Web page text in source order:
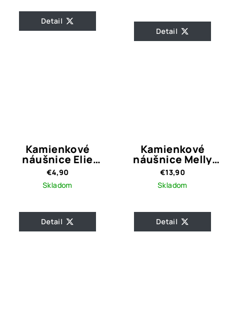
Detail
Detail
Kamienkové
náušnice Elie
Mathul
€4,90
Skladom
Detail
Kamienkové
náušnice Melly
Blue
€13,90
Skladom
Detail